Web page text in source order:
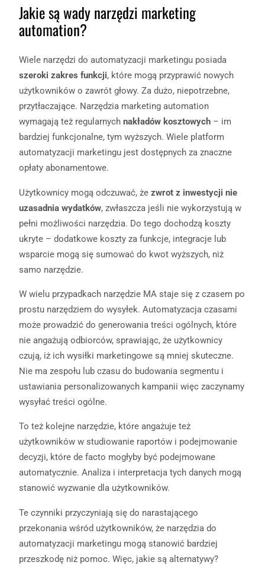
Jakie są wady narzędzi marketing
automation?
Wiele narzędzi do automatyzacji marketingu posiada
szeroki zakres funkcji, które mogą przyprawić nowych
użytkowników o zawrót głowy. Za dużo, niepotrzebne,
przytłaczające. Narzędzia marketing automation
wymagają też regularnych nakładów kosztowych – im
bardziej funkcjonalne, tym wyższych. Wiele platform
automatyzacji marketingu jest dostępnych za znaczne
opłaty abonamentowe.
Użytkownicy mogą odczuwać, że zwrot z inwestycji nie
uzasadnia wydatków, zwłaszcza jeśli nie wykorzystują w
pełni możliwości narzędzia. Do tego dochodzą koszty
ukryte – dodatkowe koszty za funkcje, integracje lub
wsparcie mogą się sumować do kwot wyższych, niż
samo narzędzie.
W wielu przypadkach narzędzie MA staje się z czasem po
prostu narzędziem do wysyłek. Automatyzacja czasami
może prowadzić do generowania treści ogólnych, które
nie angażują odbiorców, sprawiając, że użytkownicy
czują, iż ich wysiłki marketingowe są mniej skuteczne.
Nie ma zespołu lub czasu do budowania segmentu i
ustawiania personalizowanych kampanii więc zaczynamy
wysyłać treści ogólne.
To też kolejne narzędzie, które angażuje też
użytkowników w studiowanie raportów i podejmowanie
decyzji, które de facto mogłyby być podejmowane
automatycznie. Analiza i interpretacja tych danych mogą
stanowić wyzwanie dla użytkowników.
Te czynniki przyczyniają się do narastającego
przekonania wśród użytkowników, że narzędzia do
automatyzacji marketingu mogą stanowić bardziej
przeszkodę niż pomoc. Więc, jakie są alternatywy?